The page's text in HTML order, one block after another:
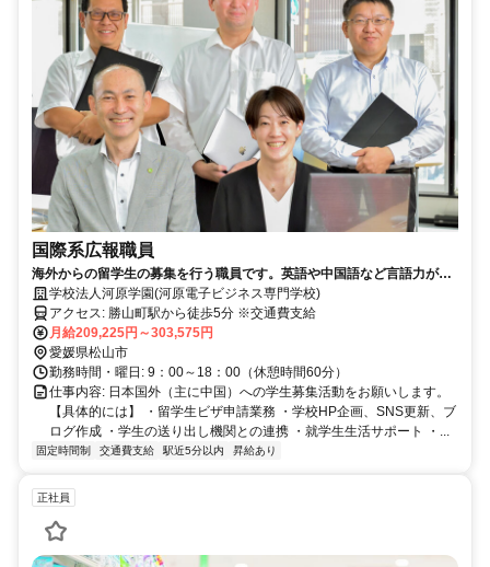
国際系広報職員
海外からの留学生の募集を行う職員です。英語や中国語など言語力が活
かせます！
学校法人河原学園(河原電子ビジネス専門学校)
アクセス: 勝山町駅から徒歩5分 ※交通費支給
月給209,225円～303,575円
愛媛県松山市
勤務時間・曜日: 9：00～18：00（休憩時間60分）
仕事内容: 日本国外（主に中国）への学生募集活動をお願いします。
【具体的には】 ・留学生ビザ申請業務 ・学校HP企画、SNS更新、ブ
ログ作成 ・学生の送り出し機関との連携 ・就学生生活サポート ・...
固定時間制 交通費支給 駅近5分以内 昇給あり
正社員